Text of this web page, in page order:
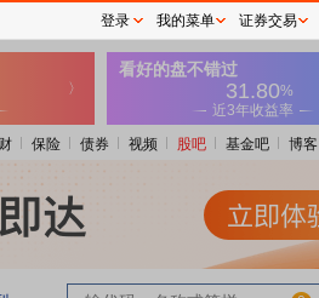
保险 债券 视频 股吧 基金吧 博客
登录 我的菜单 证券交易